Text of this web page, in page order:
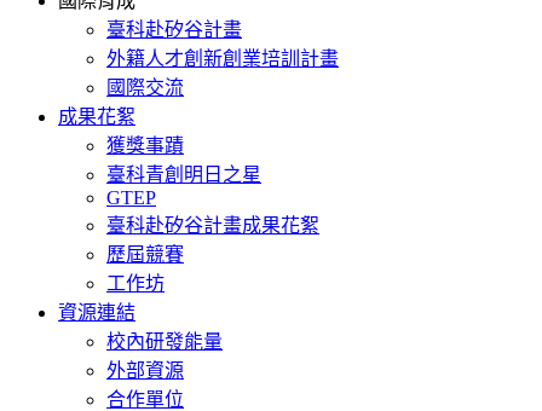
臺科赴矽谷計畫
外籍人才創新創業培訓計畫
國際交流
成果花絮
獲獎事蹟
臺科青創明日之星
GTEP
臺科赴矽谷計畫成果花絮
歷屆競賽
工作坊
資源連結
校內研發能量
外部資源
合作單位